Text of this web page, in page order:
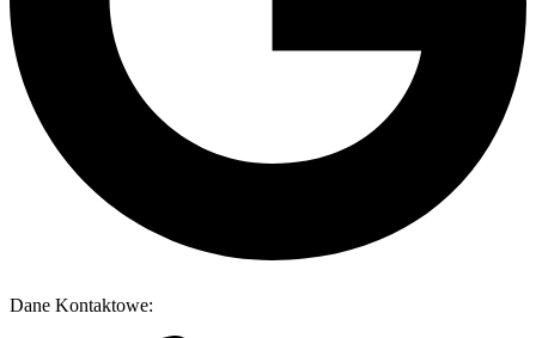
Dane Kontaktowe: